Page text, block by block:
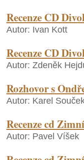
Recenze CD
Autor: Ivan Kott
Recenze CD
Autor: Zdeněk
Rozhovor s
Autor: Karel
Recenze cd
Autor: Pavel Víšek